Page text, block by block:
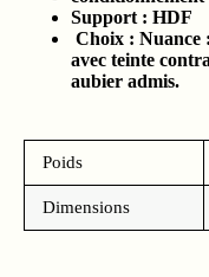
Support : HDF
Choix : Nuance
avec teinte
aubier admis.
Poids
Dimensions